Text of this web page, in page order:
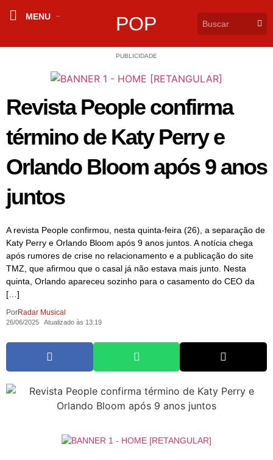
MENU POP
PUBLICIDADE
Revista People confirma
término de Katy Perry e
Orlando Bloom após 9 anos
juntos
A revista People confirmou, nesta quinta-feira (26), a separação de
Katy Perry e Orlando Bloom após 9 anos juntos. A notícia chega
após rumores de crise no relacionamento e a publicação do site
TMZ, que afirmou que o casal já não estava mais junto. Nesta
quinta, Orlando apareceu sozinho para o casamento do CEO da
[…]
PorRadar Musical
26/06/2025 Atualizado às 13:19